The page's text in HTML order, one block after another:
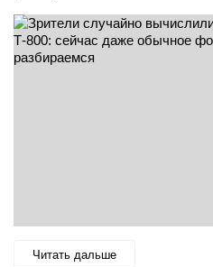
Читать дальше